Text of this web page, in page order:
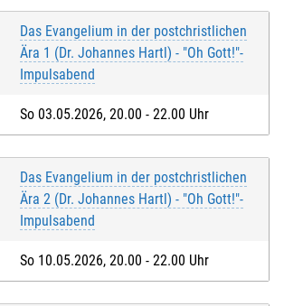
Das Evangelium in der postchristlichen
Ära 1 (Dr. Johannes Hartl) - "Oh Gott!"-
Impulsabend
So 03.05.2026, 20.00 - 22.00 Uhr
Das Evangelium in der postchristlichen
Ära 2 (Dr. Johannes Hartl) - "Oh Gott!"-
Impulsabend
So 10.05.2026, 20.00 - 22.00 Uhr